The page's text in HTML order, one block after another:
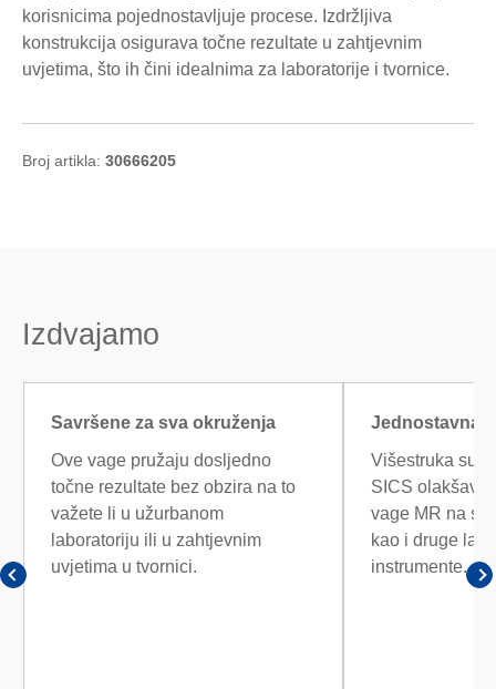
korisnicima pojednostavljuje procese. Izdržljiva
konstrukcija osigurava točne rezultate u zahtjevnim
uvjetima, što ih čini idealnima za laboratorije i tvornice.
Broj artikla: 30666205
Izdvajamo
Savršene za sva okruženja
Ove vage pružaju dosljedno
točne rezultate bez obzira na to
važete li u užurbanom
laboratoriju ili u zahtjevnim
uvjetima u tvornici.
Jednostavna
Višestruka
SICS
vage MR na
kao i druge
instrumente.